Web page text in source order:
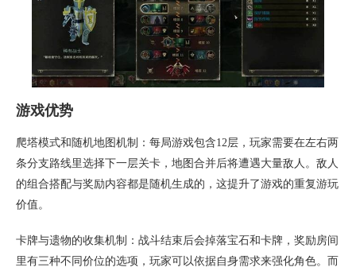
游戏优势
爬塔模式和随机地图机制：每局游戏包含12层，玩家需要在左右两
条分支路线里选择下一层关卡，地图合并后将遭遇大量敌人。敌人
的组合搭配与奖励内容都是随机生成的，这提升了游戏的重复游玩
价值。
卡牌与遗物的收集机制：战斗结束后会掉落宝石和卡牌，奖励房间
里有三种不同价位的选项，玩家可以依据自身需求来强化角色。而